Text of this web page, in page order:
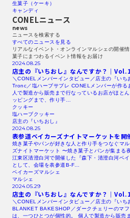
生菓子（ケーキ）
キャンディ
CONELニュース
news
ニュースを検索する​
すべてのニュースを見る​
リアルなイベント・オンラインマルシェの開催
菓子にまつわるイベント情報をお届け
2024.08.25
店主の『いちおし』なんですか？｜
＼CONELメンバーインタビュー／店主の『い
Tronc／塩ハーブサブレ CONELメンバーが作る
人で製造から販売まで行なっているお店がほと
ッピングまで、作り手…
クッキー
塩ハーブクッキー
店主の『いちおし』
2024.08.25
表参道ベイカーズナイトマーケットを開
焼き菓子やパンが好きな人と作り手をつなぐマ
ズナイトマーケット 〜焼き菓子とパンが集まる
江東区清澄白河で開催した『森下・清澄白河ベ
として、会場を表参道B-F…
ベイカーズマルシェ
マルシェ
2024.05.29
店主の『いちおし』なんですか？｜
＼CONELメンバーインタビュー／店主の『いち
BLANKET BAKESHOP／ダークチェリーのマ
は、一つひとつが個性的。 個人で製造から販売